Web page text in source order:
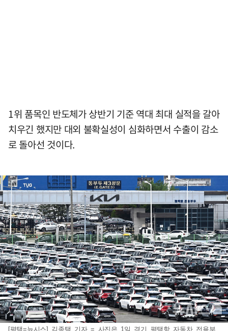
1위 품목인 반도체가 상반기 기준 역대 최대 실적을 갈아
치우긴 했지만 대외 불확실성이 심화하면서 수출이 감소
로 돌아선 것이다.
[평택=뉴시스] 김종택 기자 = 사진은 1일 경기 평택항 자동차 전용부